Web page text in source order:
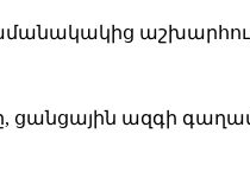
ցանցային ազգի